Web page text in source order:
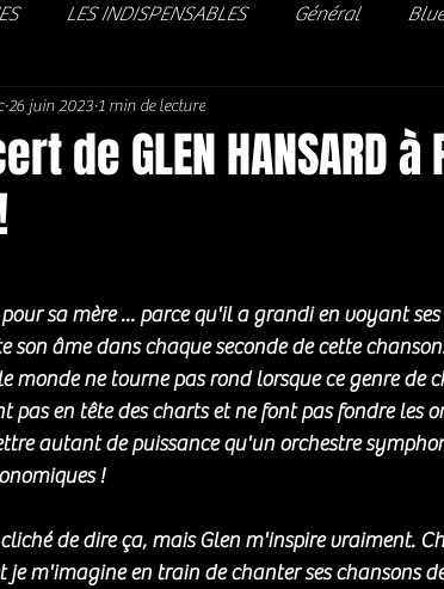
LES INDISPENSABLES Général
Soul / Funk / Rhythm Blues
de GLEN HANSARD
26 juin 2023 1 min de lecture
sur 5.
sa mère ... parce qu'il a grandi en voyant
son âme dans chaque seconde de cette
monde ne tourne pas rond lorsque ce genre de
pas en tête des charts et ne font pas fondre les
autant de puissance qu'un orchestre
!
de dire ça, mais Glen m'inspire vraiment.
je m'imagine en train de chanter ses chansons